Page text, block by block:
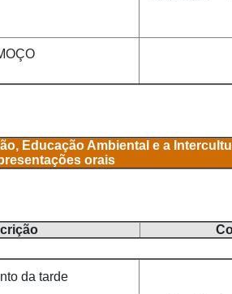
Educação Ambiental e a
orais
da tarde